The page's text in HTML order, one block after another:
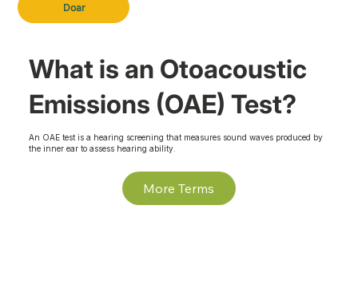
Doar
What is an Otoacoustic
Emissions (OAE) Test?
An OAE test is a hearing screening that measures sound waves produced by
the inner ear to assess hearing ability.
More Terms